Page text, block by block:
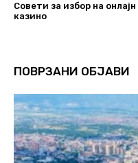
Совети за избор на онлајн
казино
ПОВРЗАНИ ОБЈАВИ